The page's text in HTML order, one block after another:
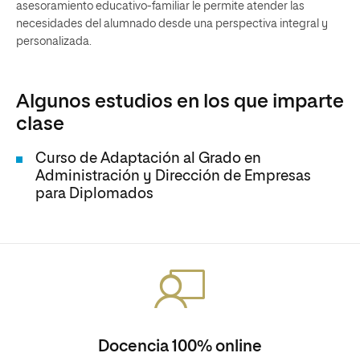
asesoramiento educativo-familiar le permite atender las
necesidades del alumnado desde una perspectiva integral y
personalizada.
Algunos estudios en los que imparte
clase
Curso de Adaptación al Grado en
Administración y Dirección de Empresas
para Diplomados
Docencia 100% online